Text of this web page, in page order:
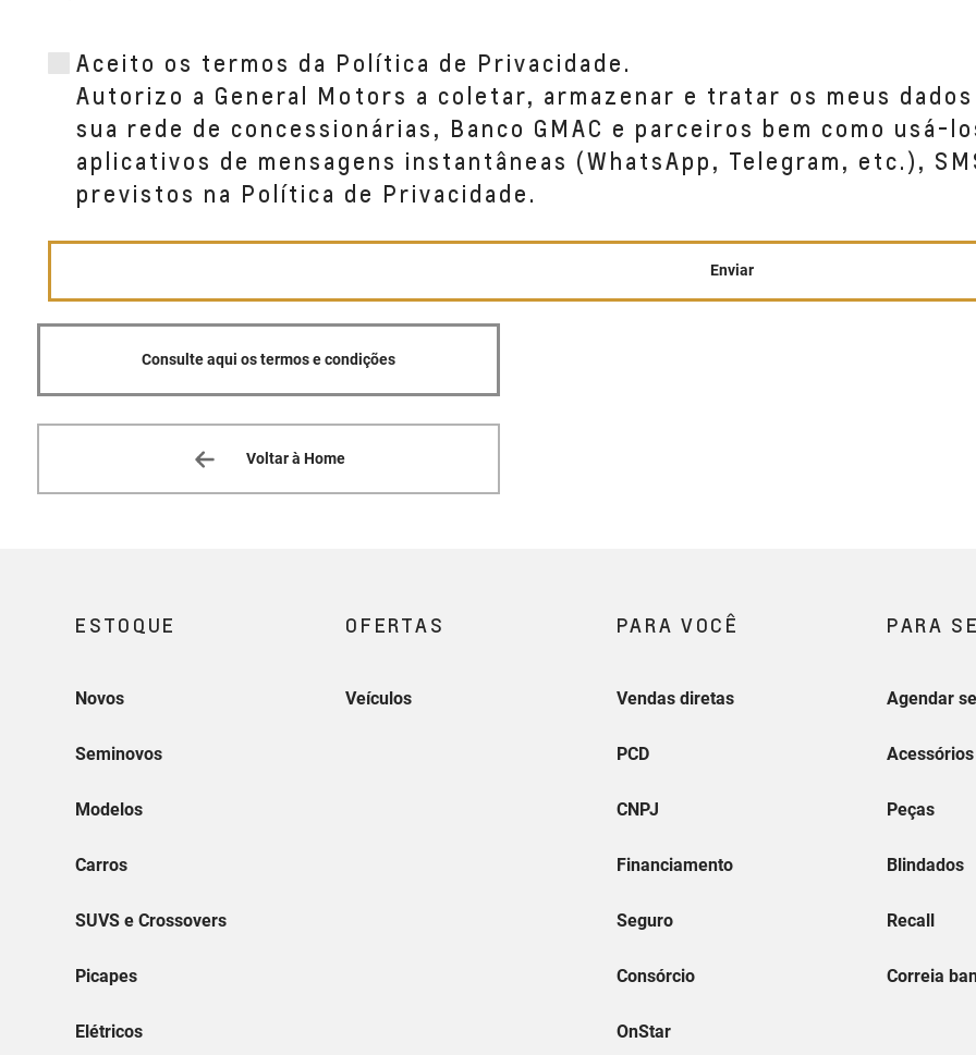
BOATERRA (VIA EXPRESSA)
AV. MENINO MARCELO, SN, QD 10, LT 4
BAIRRO SERRARIA MACEIO, AL 57046--000
(82) 9994-7000
Aceito os termos da Política de Privacidade.
Autorizo a General Motors a coletar, armazenar e tratar os meus
sua rede de concessionárias, Banco GMAC e parceiros bem como usá-
aplicativos de mensagens instantâneas (WhatsApp, Telegram, etc.),
previstos na Política de Privacidade.
Enviar
Consulte aqui os termos e condições
Voltar à Home